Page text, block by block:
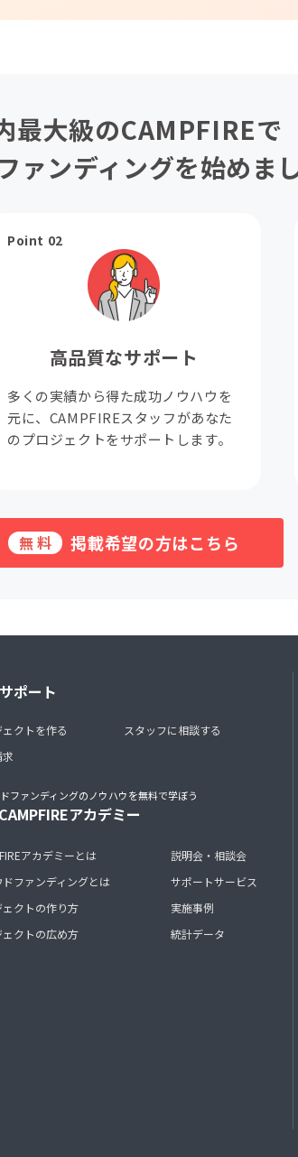
最大級のCAMPFIREで
ァンディングを始めま
Point 02
高品質なサポート
多くの実績から得た成功ノウハウを
元に、CAMPFIREスタッフがあなた
のプロジェクトをサポートします。
無料 掲載希望の方はこちら
ポート
クトを作る
スタッフに相談する
ファンディングのノウハウを無料で学ぼう
CAMPFIREアカデミー
アカデミーとは
ドファンディングとは
ェクトの作り方
ェクトの広め方
説明会・相談会
サポートサービス
実施事例
統計データ